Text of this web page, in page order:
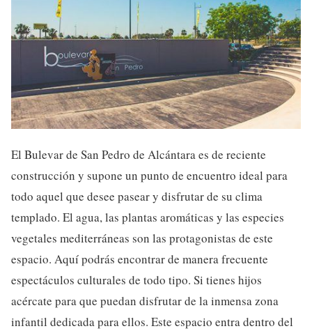
El Bulevar de San Pedro de Alcántara es de reciente
construcción y supone un punto de encuentro ideal para
todo aquel que desee pasear y disfrutar de su clima
templado. El agua, las plantas aromáticas y las especies
vegetales mediterráneas son las protagonistas de este
espacio. Aquí podrás encontrar de manera frecuente
espectáculos culturales de todo tipo. Si tienes hijos
acércate para que puedan disfrutar de la inmensa zona
infantil dedicada para ellos. Este espacio entra dentro del